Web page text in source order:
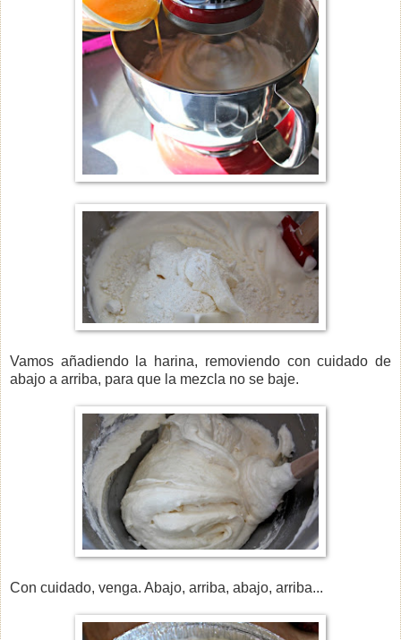
Vamos añadiendo la harina, removiendo con cuidado de
abajo a arriba, para que la mezcla no se baje.
Con cuidado, venga. Abajo, arriba, abajo, arriba...